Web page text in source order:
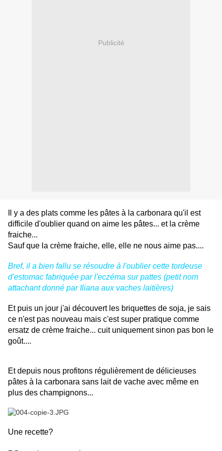
Publicité
Il y a des plats comme les pâtes à la carbonara qu'il est
difficile d'oublier quand on aime les pâtes... et la crème
fraiche...
Sauf que la crème fraiche, elle, elle ne nous aime pas....
Bref, il a bien fallu se résoudre à l'oublier cette tordeuse
d'estomac fabriquée par l'eczéma sur pattes (petit nom
attachant donné par Iliana aux vaches laitières)
Et puis un jour j'ai découvert les briquettes de soja, je sais
ce n'est pas nouveau mais c'est super pratique comme
ersatz de crème fraiche... cuit uniquement sinon pas bon le
goût....
Et depuis nous profitons régulièrement de délicieuses
pâtes à la carbonara sans lait de vache avec même en
plus des champignons...
Une recette?